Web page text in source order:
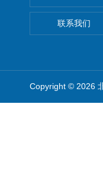
联系我们
Copyright © 2026